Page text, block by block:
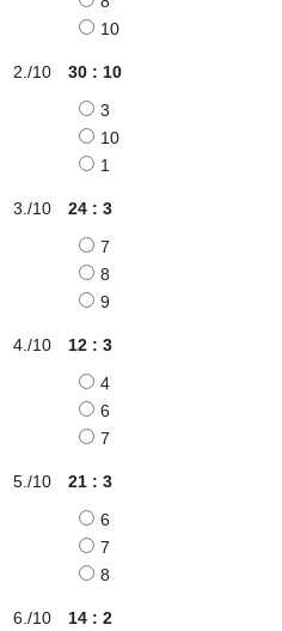
10
30 : 10
3
10
1
24 : 3
7
8
9
12 : 3
4
6
7
21 : 3
6
7
8
14 : 2